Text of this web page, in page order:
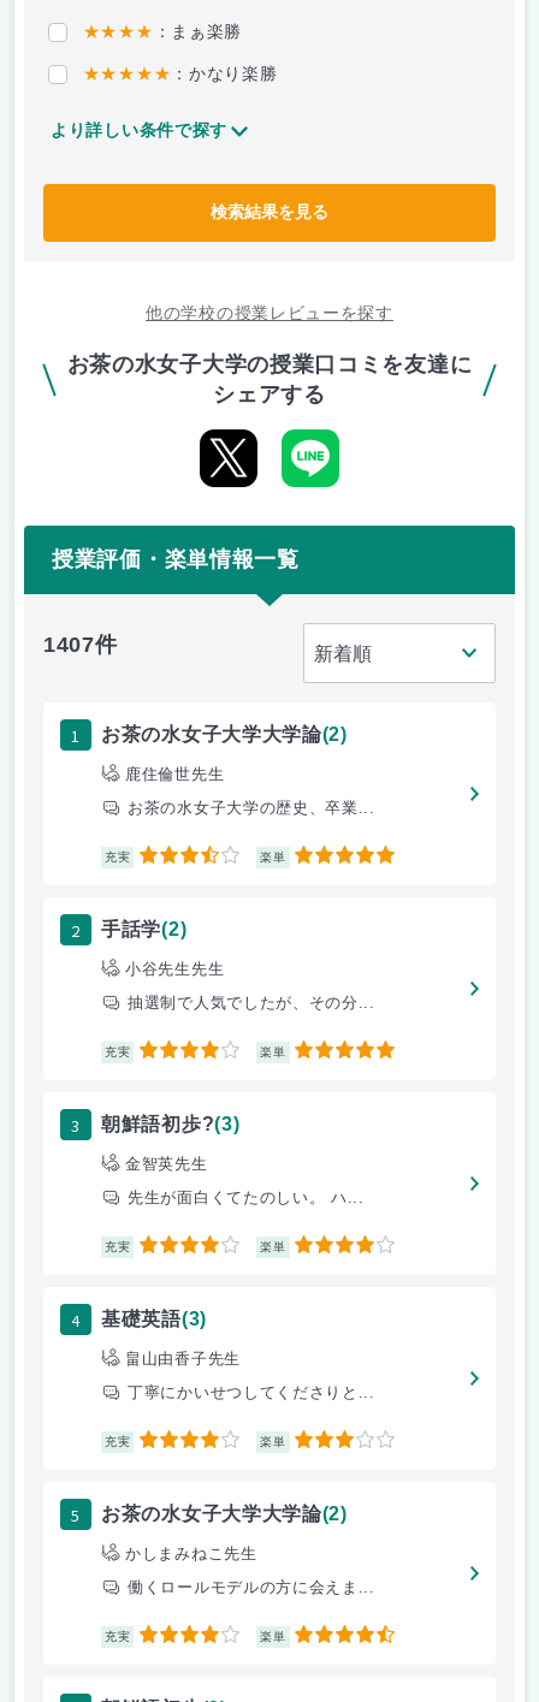
★★★★ ：まぁ楽勝
★★★★★ ：かなり楽勝
より詳しい条件で探す
検索結果を見る
他の学校の授業レビューを探す
お茶の水女子大学の授業口コミを友達に
シェアする
授業評価・楽単情報一覧
1407件
1 お茶の水女子大学大学論(2)
鹿住倫世先生
お茶の水女子大学の歴史、卒業...
充実 3.5 楽単 5
2 手話学(2)
小谷先生先生
抽選制で人気でしたが、その分...
充実 4 楽単 5
3 朝鮮語初歩?(3)
金智英先生
先生が面白くてたのしい。 ハ...
充実 4 楽単 4
4 基礎英語(3)
畠山由香子先生
丁寧にかいせつしてくださりと...
充実 4 楽単 3
5 お茶の水女子大学大学論(2)
かしまみねこ先生
働くロールモデルの方に会えま...
充実 4 楽単 4.5